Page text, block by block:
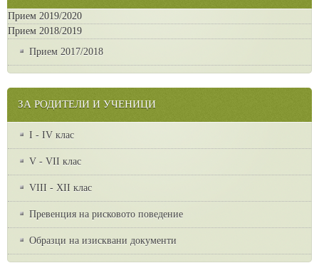
Прием 2019/2020
Прием 2018/2019
Прием 2017/2018
ЗА РОДИТЕЛИ И УЧЕНИЦИ
I - IV клас
V - VII клас
VІІІ - ХІІ клас
Превенция на рисковото поведение
Образци на изисквани документи